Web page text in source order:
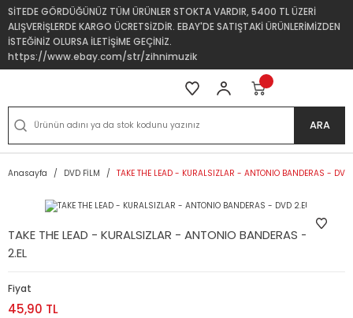
SİTEDE GÖRDÜĞÜNÜZ TÜM ÜRÜNLER STOKTA VARDIR, 5400 TL ÜZERİ
ALIŞVERİŞLERDE KARGO ÜCRETSİZDİR. EBAY'DE SATIŞTAKİ ÜRÜNLERİMİZDEN
İSTEĞİNİZ OLURSA İLETİŞİME GEÇİNİZ.
https://www.ebay.com/str/zihnimuzik
ARA
Anasayfa DVD FİLM TAKE THE LEAD - KURALSIZLAR - ANTONIO BANDERAS - DVD
TAKE THE LEAD - KURALSIZLAR - ANTONIO BANDERAS - DVD
2.EL
Fiyat
45,90 TL